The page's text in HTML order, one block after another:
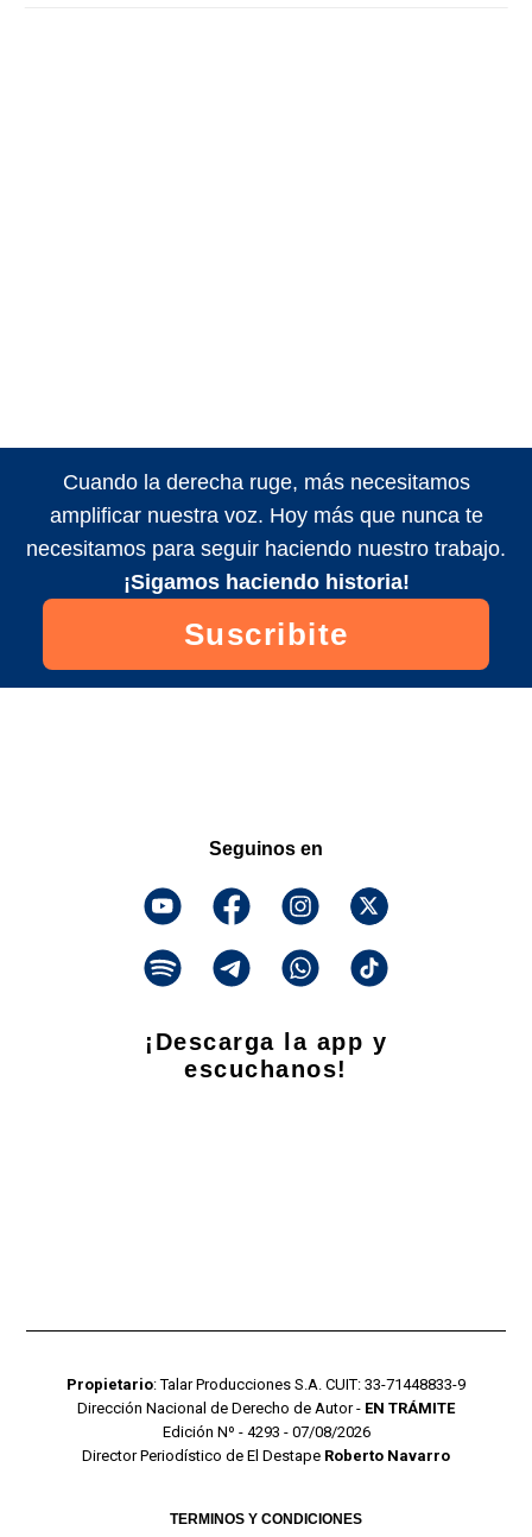
Cuando la derecha ruge, más necesitamos
amplificar nuestra voz. Hoy más que nunca te
necesitamos para seguir haciendo nuestro trabajo.
¡Sigamos haciendo historia!
Suscribite
Seguinos en
¡Descarga la app y
escuchanos!
Propietario: Talar Producciones S.A. CUIT: 33-71448833-9
Dirección Nacional de Derecho de Autor - EN TRÁMITE
Edición Nº - 4293 - 07/08/2026
Director Periodístico de El Destape Roberto Navarro
TERMINOS Y CONDICIONES